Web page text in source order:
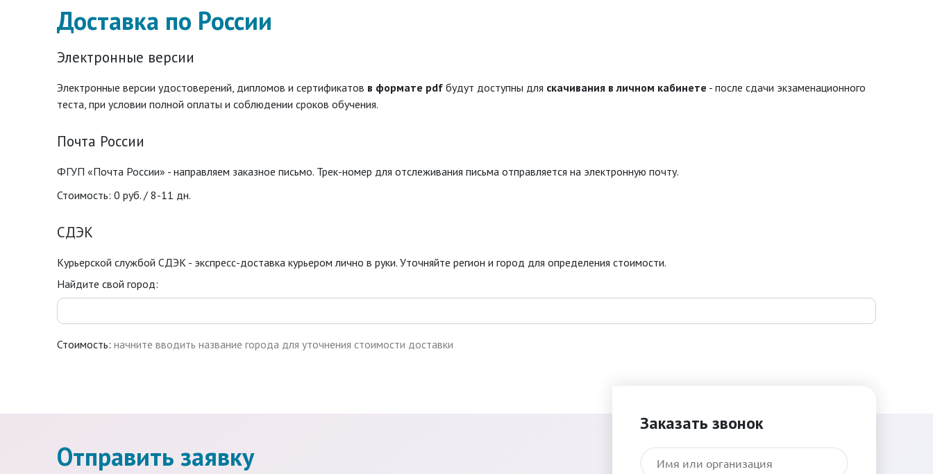
Доставка по России
Электронные версии
Электронные версии удостоверений, дипломов и сертификатов в формате pdf будут доступны для скачивания в личном кабинете - после сдачи экзаменационного
теста, при условии полной оплаты и соблюдении сроков обучения.
Почта России
ФГУП «Почта России» - направляем заказное письмо. Трек-номер для отслеживания письма отправляется на электронную почту.
Стоимость: 0 руб. / 8-11 дн.
СДЭК
Курьерской службой СДЭК - экспресс-доставка курьером лично в руки. Уточняйте регион и город для определения стоимости.
Найдите свой город:
Стоимость: начните вводить название города для уточнения стоимости доставки
Отправить заявку
Заказать звонок